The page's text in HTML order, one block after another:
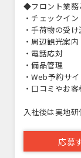
◆フロント業務
・チェックイ
・手荷物の受け
・周辺観光案
・電話応対
・備品管理
・Web予約サ
・口コミやお
入社後は実地研
応募